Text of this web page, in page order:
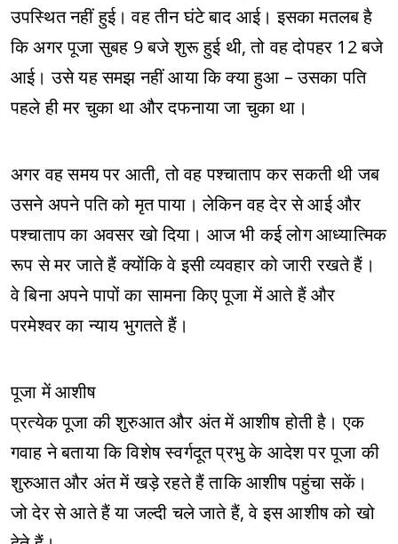
उपस्थित नहीं हुई। वह तीन घंटे बाद आई। इसका मतलब है
कि अगर पूजा सुबह 9 बजे शुरू हुई थी, तो वह दोपहर 12 बजे
आई। उसे यह समझ नहीं आया कि क्या हुआ – उसका पति
पहले ही मर चुका था और दफनाया जा चुका था।
अगर वह समय पर आती, तो वह पश्चाताप कर सकती थी जब
उसने अपने पति को मृत पाया। लेकिन वह देर से आई और
पश्चाताप का अवसर खो दिया। आज भी कई लोग आध्यात्मिक
रूप से मर जाते हैं क्योंकि वे इसी व्यवहार को जारी रखते हैं।
वे बिना अपने पापों का सामना किए पूजा में आते हैं और
परमेश्वर का न्याय भुगतते हैं।
पूजा में आशीष
प्रत्येक पूजा की शुरुआत और अंत में आशीष होती है। एक
गवाह ने बताया कि विशेष स्वर्गदूत प्रभु के आदेश पर पूजा की
शुरुआत और अंत में खड़े रहते हैं ताकि आशीष पहुंचा सकें।
जो देर से आते हैं या जल्दी चले जाते हैं, वे इस आशीष को खो